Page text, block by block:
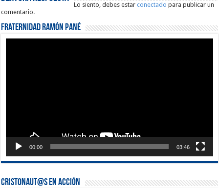
Lo siento, debes estarconectado para publicar un
comentario.
Fraternidad Ramón Pané
00:00 03:46
Cristonaut@s en Acción